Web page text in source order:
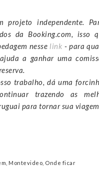
projeto independente.
da Booking.com, isso
nesse link - para
a ganhar uma
trabalho, dá uma
trazendo as
para tornar sua
Montevideo Onde ficar